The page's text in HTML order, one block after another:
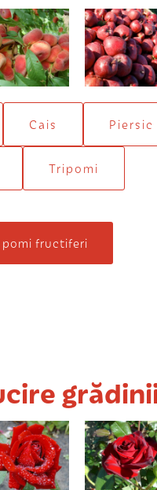
Filip Delicios
roșu
Cais Piersic
Tripomi
fructiferi
Bergman Black Magic